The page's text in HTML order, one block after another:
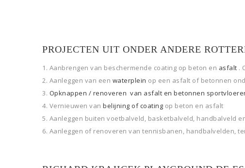
PROJECTEN UIT ONDER ANDERE
Aanbrengen van beschermende coating op beton en asfalt .
Aanleggen van een waterplein op een asfalt of betonnen
Opknappen / renoveren van asfalt en betonnen
Vernieuwen van belijning of coating op beton en asfalt
Aanleggen buiten voetbalveld, basketbalveld, handbalveld
Aanleggen of renoveren van tennisbanen, handbalvelden,